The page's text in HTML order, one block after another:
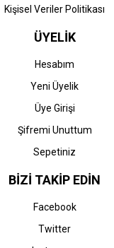
Kişisel Veriler Politikası
ÜYELİK
Hesabım
Yeni Üyelik
Üye Girişi
Şifremi Unuttum
Sepetiniz
BİZİ TAKİP EDİN
Facebook
Twitter